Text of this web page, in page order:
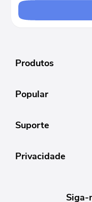
Produtos
Popular
Suporte
Privacidade
Siga-